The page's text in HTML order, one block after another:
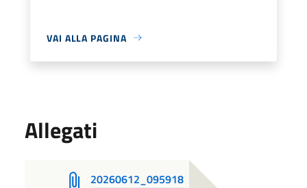
VAI ALLA PAGINA
Allegati
20260612_095918